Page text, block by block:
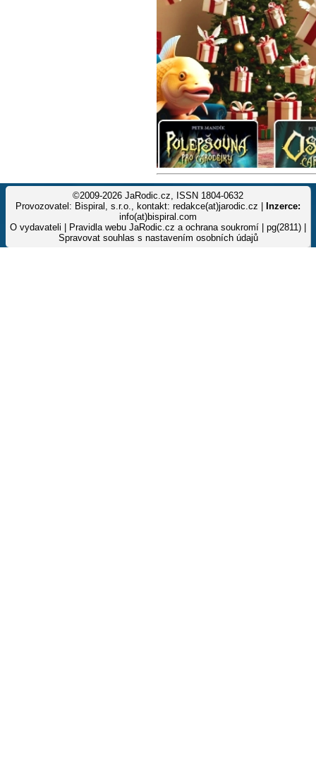
©2009-2026 JaRodic.cz, ISSN 1804-0632
Provozovatel: Bispiral, s.r.o., kontakt: redakce(at)jarodic.cz |
Inzerce:
info(at)bispiral.com
O vydavateli
Pravidla webu JaRodic.cz a ochrana soukromí | pg(2811) |
Spravovat souhlas s nastavením osobních údajů